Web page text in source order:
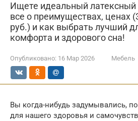
Ищете идеальный латексный
все о преимуществах, ценах
руб.) и как выбрать лучший
комфорта и здорового сна!
Опубликовано: 16 Мар 2026 Мебель
Вы когда-нибудь задумывались,
для нашего здоровья и